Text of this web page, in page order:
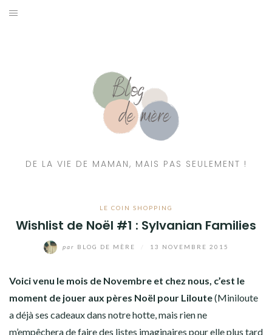
DE LA VIE DE MAMAN, MAIS PAS SEULEMENT !
LE COIN SHOPPING
Wishlist de Noël #1 : Sylvanian Families
par BLOG DE MÈRE 13 NOVEMBRE 2015
Voici venu le mois de Novembre et chez nous, c’est le
moment de jouer aux pères Noël pour Liloute(Miniloute
a déjà ses cadeaux dans notre hotte, mais rien ne
m’empêchera de faire des listes imaginaires pour elle plus tard
RESSOURCES NUTRITION & PARENTALITÉ